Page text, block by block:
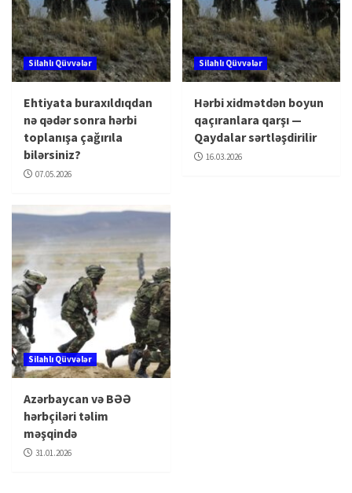
Silahlı Qüvvələr
Ehtiyata buraxıldıqdan
nə qədər sonra hərbi
toplanışa çağırıla
bilərsiniz?
07.05.2026
Silahlı Qüvvələr
Hərbi xidmətdən boyun
qaçıranlara qarşı —
Qaydalar sərtləşdirilir
16.03.2026
Silahlı Qüvvələr
Azərbaycan və BƏƏ
hərbçiləri təlim
məşqində
31.01.2026